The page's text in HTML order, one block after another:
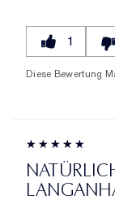
1
Diese Bewertung